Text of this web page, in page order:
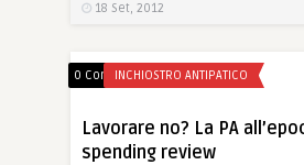
18 Set, 2012
0 CommentsINCHIOSTRO ANTIPATICO
Lavorare no? La PA
spending review